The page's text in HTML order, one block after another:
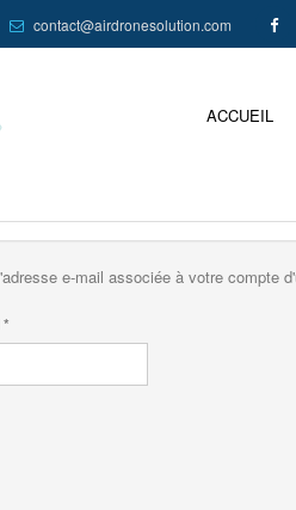
contact@airdronesolution.com
ACCUEIL
e-mail associée à votre compte
*